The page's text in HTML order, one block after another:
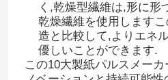
く,乾燥型繊維は,形に形
乾燥繊維を使用します
造と比較して,よりエネ
優しいことができます.
この10大製紙パルスメー